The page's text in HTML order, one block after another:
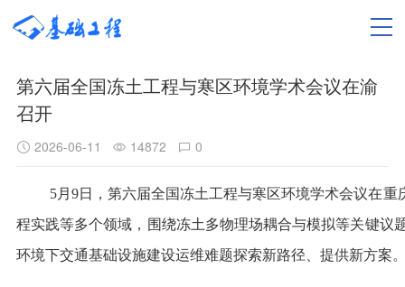
第六届全国冻土工程与寒区环境学术会议在渝
召开
2026-06-11 14872 0
5月9日，第六届全国冻土工程与寒区环境学术会议在
程实践等多个领域，围绕冻土多物理场耦合与模拟等关键
环境下交通基础设施建设运维难题探索新路径、提供新方案